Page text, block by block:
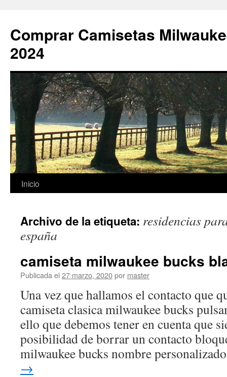
Comprar Camisetas
2024
Saltar
contenido
Inicio
Archivo de la etiqueta: residencias
españa
camiseta milwaukee bucks
Publicada el 27 marzo, 2020por master
Una vez que hallamos el contacto que
camiseta clasica milwaukee bucks
ello que debemos tener en cuenta que
posibilidad de borrar un contacto
milwaukee bucks nombre
→